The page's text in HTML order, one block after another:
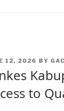
12, 2026 BY
to